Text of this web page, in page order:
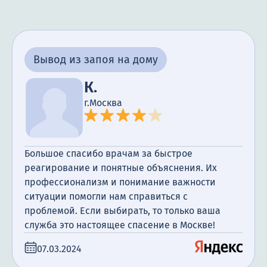
Вывод из запоя на дому
К.
г.Москва
Большое спасибо врачам за быстрое
реагирование и понятные объяснения. Их
профессионализм и понимание важности
ситуации помогли нам справиться с
проблемой. Если выбирать, то только ваша
служба это настоящее спасение в Москве!
07.03.2024